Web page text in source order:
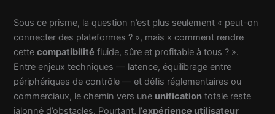
Sous ce prisme, la question n’est plus seulement « peut-on
connecter des plateformes ? », mais « comment rendre
cettecompatibilité fluide, sûre et profitable à tous ? ».
Entre enjeux techniques — latence, équilibrage entre
périphériques de contrôle — et défis réglementaires ou
commerciaux, le chemin vers une unification totale reste
jalonné d’obstacles. Pourtant, l’expérience utilisateur